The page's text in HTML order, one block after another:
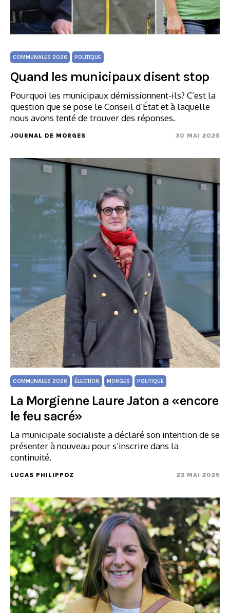
COMMUNALES 2026 POLITIQUE
Quand les municipaux disent stop
Pourquoi les municipaux démissionnent-ils? C’est la
question que se pose le Conseil d’État et à laquelle
nous avons tenté de trouver des réponses.
JOURNAL DE MORGES 30 MAI 2025
COMMUNALES 2026 ÉLECTION MORGES POLITIQUE
La Morgienne Laure Jaton a «encore
le feu sacré»
La municipale socialiste a déclaré son intention de se
présenter à nouveau pour s’inscrire dans la
continuité.
LUCAS PHILIPPOZ 23 MAI 2025